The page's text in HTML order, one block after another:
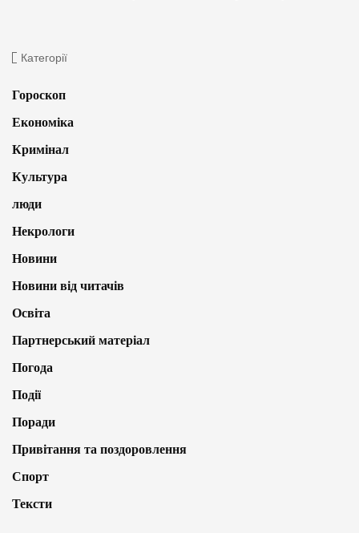
Категорії
Гороскоп
Економіка
Кримінал
Культура
люди
Некрологи
Новини
Новини від читачів
Освіта
Партнерський матеріал
Погода
Події
Поради
Привітання та поздоровлення
Спорт
Тексти